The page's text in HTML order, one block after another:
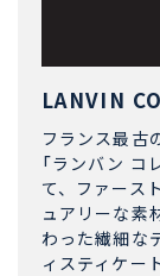
LANVIN
フランス最古
「ランバン コ
て、ファース
ュアリーな素
わった繊細な
ィスティケー